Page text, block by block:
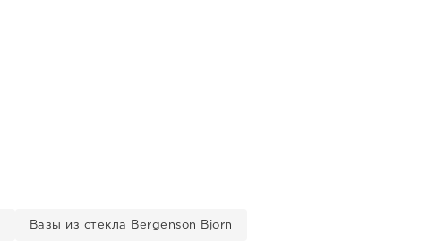
Вазы из стекла Bergenson Bjorn